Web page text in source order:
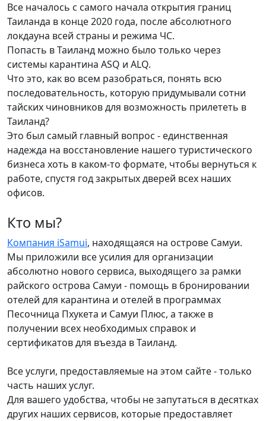
Все началось с самого начала открытия границ
Таиланда в конце 2020 года, после абсолютного
локдауна всей страны и режима ЧС.
Попасть в Таиланд можно было только через
системы карантина ASQ и ALQ.
Что это, как во всем разобраться, понять всю
последовательность, которую придумывали сотни
тайских чиновников для возможность прилететь в
Таиланд?
Это был самый главный вопрос - единственная
надежда на восстановление нашего туристического
бизнеса хоть в каком-то формате, чтобы вернуться к
работе, спустя год закрытых дверей всех наших
офисов.
Кто мы?
Компания iSamui, находящаяся на острове Самуи.
Мы приложили все усилия для организации
абсолютно нового сервиса, выходящего за рамки
райского острова Самуи - помощь в бронировании
отелей для карантина и отелей в программах
Песочница Пхукета и Самуи Плюс, а также в
получении всех необходимых справок и
сертификатов для въезда в Таиланд.
Все услуги, предоставляемые на этом сайте - только
часть наших услуг.
Для вашего удобства, чтобы не запутаться в десятках
других наших сервисов, которые предоставляет